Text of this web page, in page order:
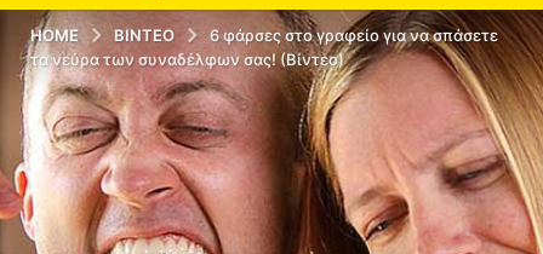
HOME ΒΊΝΤΕΟ
6 φάρσες στο γραφείο για να σπάσετε
τα νεύρα των συναδέλφων σας! (Βίντεο)